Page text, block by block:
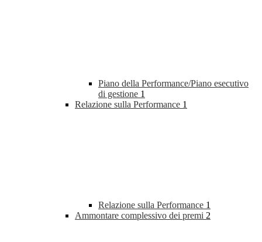
Piano della Performance/Piano esecutivo
di gestione 1
Relazione sulla Performance 1
Relazione sulla Performance 1
Ammontare complessivo dei premi 2